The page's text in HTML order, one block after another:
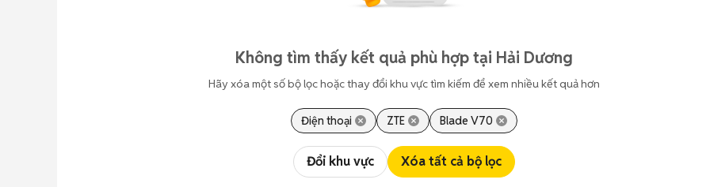
Không tìm thấy kết quả phù hợp tại Hải Dương
Hãy xóa một số bộ lọc hoặc thay đổi khu vực tìm kiếm để xem nhiều kết quả hơn
Điện thoại ZTE Blade V70
Đổi khu vực Xóa tất cả bộ lọc